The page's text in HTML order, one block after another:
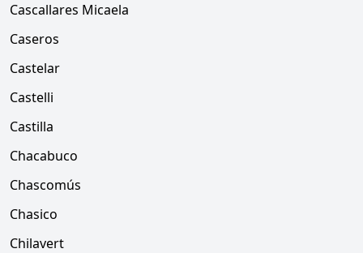
Cascallares Micaela
Caseros
Castelar
Castelli
Castilla
Chacabuco
Chascomús
Chasico
Chilavert